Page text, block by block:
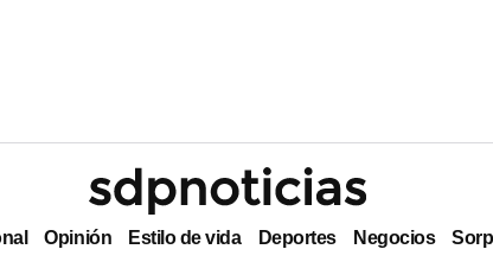
Opinión Estilo de vida Deportes Negocios